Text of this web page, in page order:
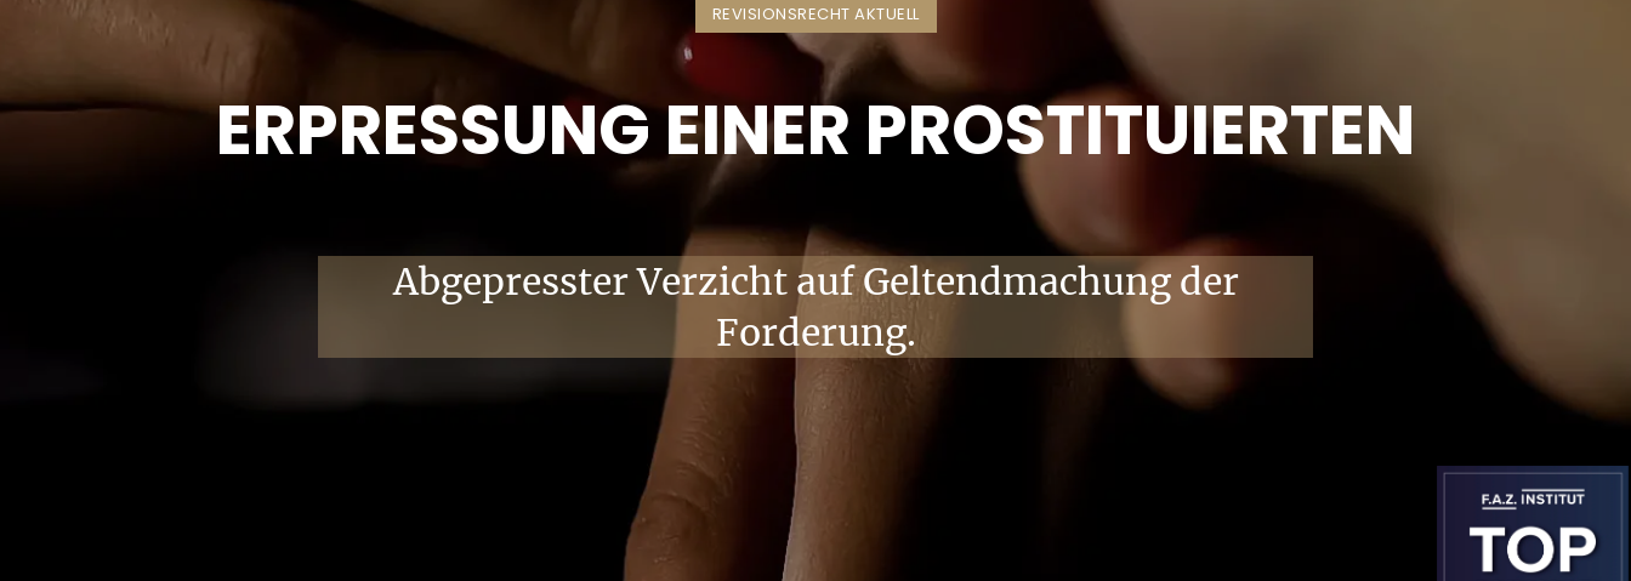
ERPRESSUNG EINER PROSTITUIERTEN
Abgepresster Verzicht auf Geltendmachung der
Forderung.
REVISIONSRECHT AKTUELL